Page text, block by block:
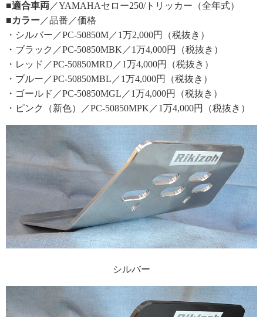
■適合車両 ／YAMAHAセロー250/トリッカー（全年式）
■カラー ／品番／価格
・シルバー／PC-50850M／1万2,000円（税抜き）
・ブラック／PC-50850MBK／1万4,000円（税抜き）
・レッド／PC-50850MRD／1万4,000円（税抜き）
・ブルー／PC-50850MBL／1万4,000円（税抜き）
・ゴールド／PC-50850MGL／1万4,000円（税抜き）
・ピンク（新色）／PC-50850MPK／1万4,000円（税抜き）
シルバー